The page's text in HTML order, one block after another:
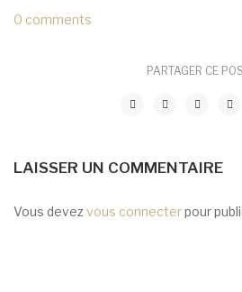
0 comments
PARTAGER CE
LAISSER UN COMMENTAIRE
Vous devezvous connecterpour